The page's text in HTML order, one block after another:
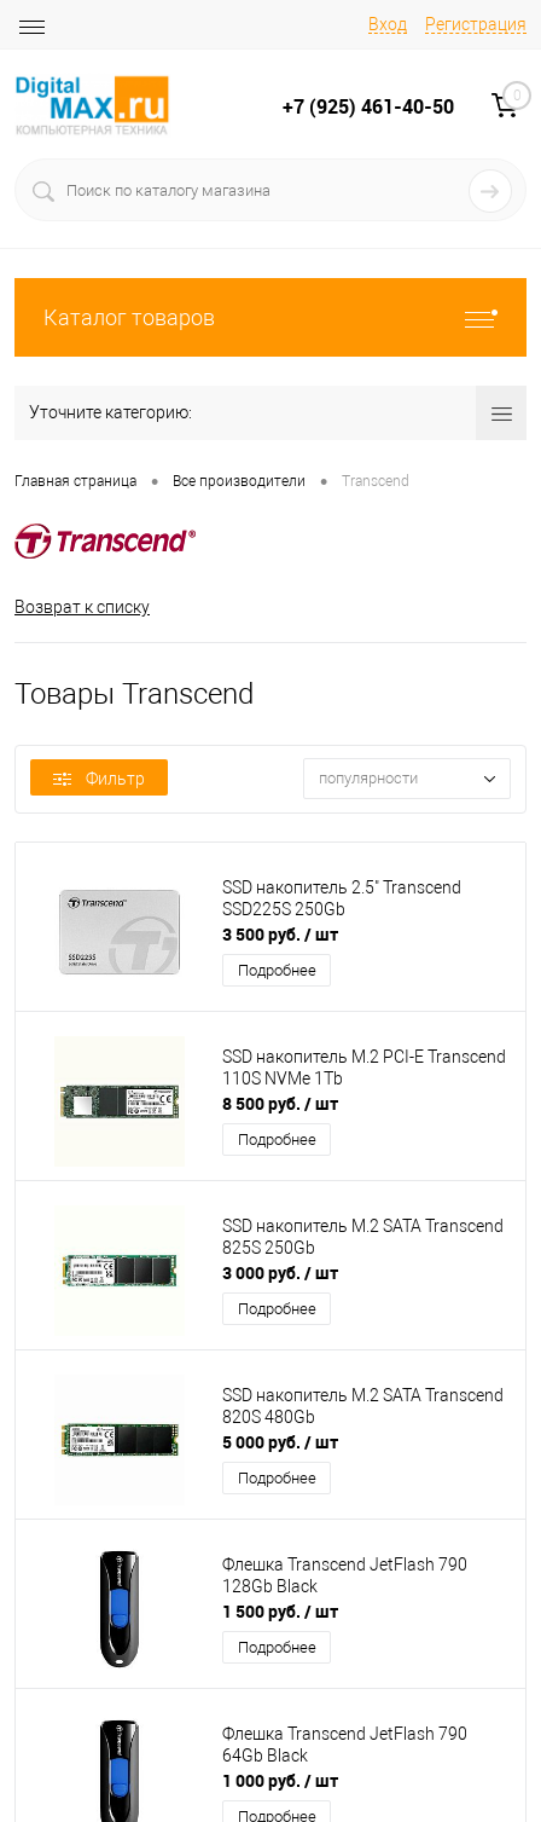
Вход Регистрация
+7 (925) 461-40-50 0
Каталог товаров
Уточните категорию:
Главная страница • Все производители • Transcend
Возврат к списку
Товары Transcend
Фильтр популярности
SSD накопитель 2.5" Transcend
SSD225S 250Gb
3 500 руб. / шт
Подробнее
SSD накопитель M.2 PCI-E Transcend
110S NVMe 1Tb
8 500 руб. / шт
Подробнее
SSD накопитель M.2 SATA Transcend
825S 250Gb
3 000 руб. / шт
Подробнее
SSD накопитель M.2 SATA Transcend
820S 480Gb
5 000 руб. / шт
Подробнее
Флешка Transcend JetFlash 790
128Gb Black
1 500 руб. / шт
Подробнее
Флешка Transcend JetFlash 790
64Gb Black
1 000 руб. / шт
Подробнее